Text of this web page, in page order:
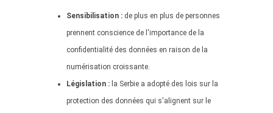
Sensibilisation : de plus en plus de personnes
prennent conscience de l'importance de la
confidentialité des données en raison de la
numérisation croissante.
Législation : la Serbie a adopté des lois sur la
protection des données qui s'alignent sur le